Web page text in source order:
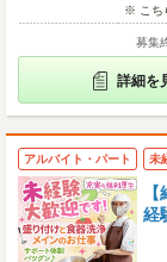
※ こち
募集
詳細を
アルバイト・パート 未
経